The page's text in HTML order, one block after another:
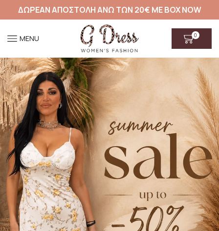
ΔΩΡΕΑΝ ΑΠΟΣΤΟΛΗ ΑΝΩ ΤΩΝ 20€ ΜΕ BOX NOW
MENU 0